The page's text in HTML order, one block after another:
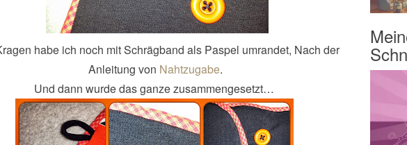
habe ich noch mit Schrägband als Paspel umrandet, Nach der
Anleitung von Nahtzugabe.
Und dann wurde das ganze zusammengesetzt…